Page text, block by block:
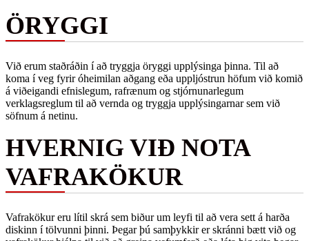
ÖRYGGI
Við erum staðráðin í að tryggja öryggi upplýsinga þinna. Til að
koma í veg fyrir óheimilan aðgang eða uppljóstrun höfum við komið
á viðeigandi efnislegum, rafrænum og stjórnunarlegum
verklagsreglum til að vernda og tryggja upplýsingarnar sem við
söfnum á netinu.
HVERNIG VIÐ NOTA
VAFRAKÖKUR
Vafrakökur eru lítil skrá sem biður um leyfi til að vera sett á harða
diskinn í tölvunni þinni. Þegar þú samþykkir er skránni bætt við og